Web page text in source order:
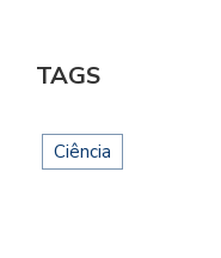
TAGS
Ciência